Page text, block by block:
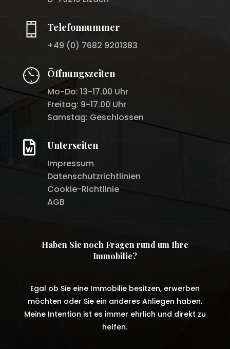
Telefonnummer
+49 (0) 7682 9201383
Öffnungszeiten
Mo-Do: 13-17.00 Uhr
Freitag: 9-17.00 Uhr
Samstag: Geschlossen
 Unterseiten
Impressum
Datenschutzrichtlinien
Cookie-Richtlinie
AGB
Haben Sie noch Fragen rund um Ihre
Immobilie?
Egal ob Sie eine Immobilie besitzen, erwerben
möchten oder Sie ein anderes Anliegen haben.
Meine Intention ist es immer ehrlich und direkt zu
helfen.